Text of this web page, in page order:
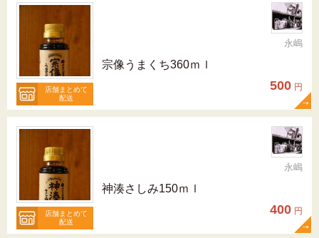
店舗まとめて
配送
永嶋
宗像うまくち360ｍｌ
500 円
店舗まとめて
配送
永嶋
神湊さしみ150ｍｌ
400 円